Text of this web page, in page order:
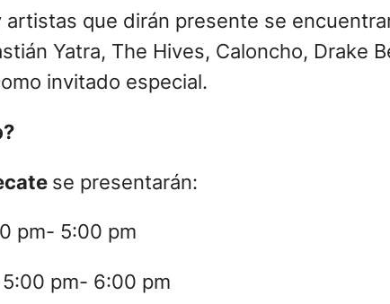
artistas que dirán presente se
Yatra, The Hives, Caloncho, Drake
invitado especial.
se presentarán:
pm- 5:00 pm
pm- 6:00 pm